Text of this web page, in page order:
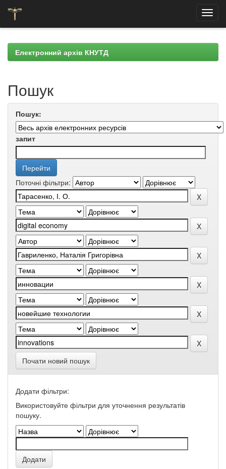
navigationЕлектронний архів КНУТД
Пошук
Пошук:
запит
Поточні фільтри:
Почати новий пошук
Додати фільтри:
Використовуйте фільтри для уточнення результатів
пошуку.